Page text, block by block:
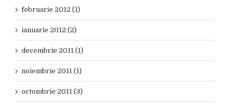
februarie 2012 (1)
ianuarie 2012 (2)
decembrie 2011 (1)
noiembrie 2011 (1)
octombrie 2011 (3)